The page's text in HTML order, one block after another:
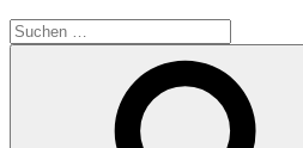
Suchen
nach: